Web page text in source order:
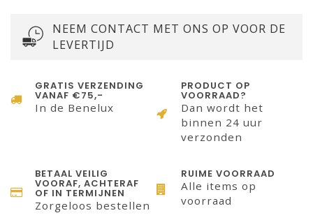
NEEM CONTACT MET ONS OP VOOR DE
LEVERTIJD
GRATIS VERZENDING
VANAF €75,-
In de Benelux
PRODUCT OP
VOORRAAD?
Dan wordt het
binnen 24 uur
verzonden
BETAAL VEILIG
VOORAF, ACHTERAF
OF IN TERMIJNEN
Zorgeloos bestellen
RUIME VOORRAAD
Alle items op
voorraad